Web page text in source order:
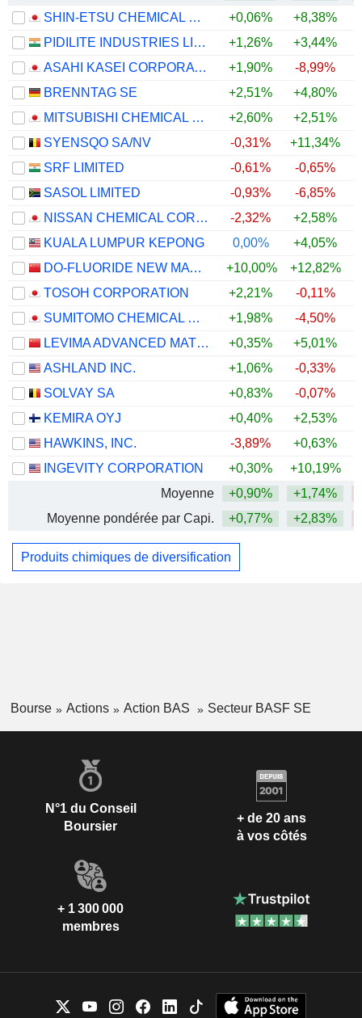
SHIN-ETSU CHEMICAL CO., LTD.
+0,06% +8,38%
PIDILITE INDUSTRIES LIMITED
+1,26% +3,44%
ASAHI KASEI CORPORATION
+1,90% -8,99%
BRENNTAG SE
+2,51% +4,80%
MITSUBISHI CHEMICAL GROUP CORPORATION
+2,60% +2,51%
SYENSQO SA/NV
-0,31% +11,34%
SRF LIMITED
-0,61% -0,65%
SASOL LIMITED
-0,93% -6,85%
NISSAN CHEMICAL CORPORATION
-2,32% +2,58%
KUALA LUMPUR KEPONG
0,00% +4,05%
DO-FLUORIDE NEW MATERIALS CO., LTD.
+10,00% +12,82%
TOSOH CORPORATION
+2,21% -0,11%
SUMITOMO CHEMICAL COMPANY, LIMITED
+1,98% -4,50%
LEVIMA ADVANCED MATERIALS CORPORATION
+0,35% +5,01%
ASHLAND INC.
+1,06% -0,33%
SOLVAY SA
+0,83% -0,07%
KEMIRA OYJ
+0,40% +2,53%
HAWKINS, INC.
-3,89% +0,63%
INGEVITY CORPORATION
+0,30% +10,19%
Moyenne
+0,90% +1,74%
Moyenne pondérée par Capi.
+0,77% +2,83%
Produits chimiques de diversification
Bourse Actions Action BAS Secteur BASF SE
N°1 du Conseil
Boursier
+ de 20 ans
à vos côtés
+ 1 300 000
membres